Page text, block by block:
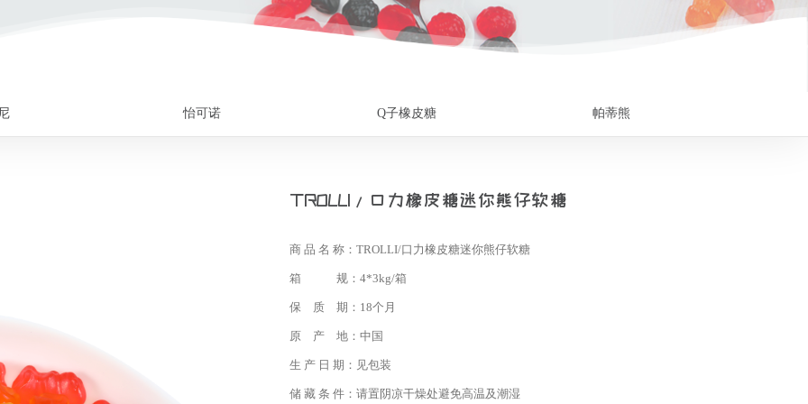
怡可诺 Q子橡皮糖 帕蒂熊
TROLLI/口力橡皮糖迷你熊仔软糖
商 品 名 称： TROLLI/口力橡皮糖迷你熊仔软糖
箱 规： 4*3kg/箱
保 质 期： 18个月
原 产 地： 中国
生 产 日 期： 见包装
储 藏 条 件： 请置阴凉干燥处避免高温及潮湿